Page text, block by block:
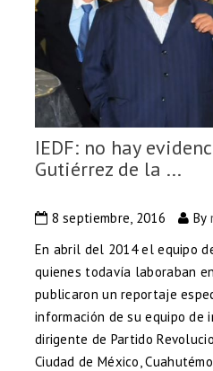
IEDF: no hay
Gutiérrez de la ...
8 septiembre, 2016 By
En abril del 2014 el equipo
quienes todavía laboraban
publicaron un reportaje
información de su equipo de
dirigente de Partido
Ciudad de México,